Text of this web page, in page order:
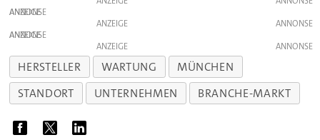
ANZEIGE
ANZEIGE
ANZEIGE
ANZEIGE
HERSTELLER WARTUNG
MÜNCHEN
STANDORT
UNTERNEHMEN BRANCHE-MARKT